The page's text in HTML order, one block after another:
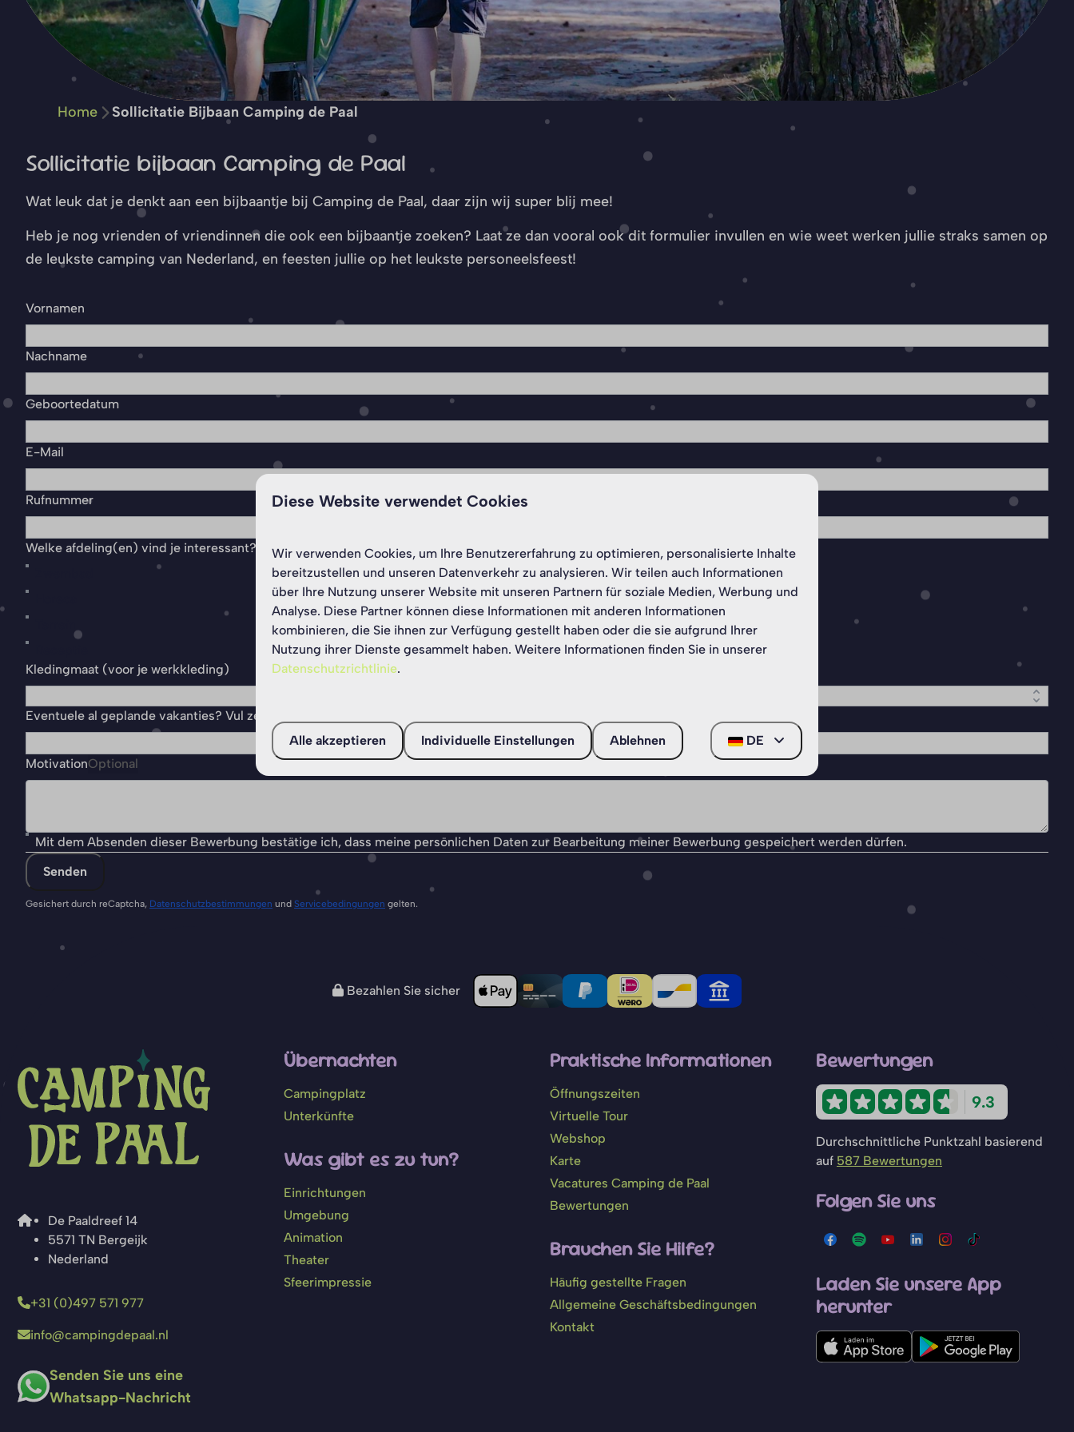
Home Sollicitatie Bijbaan Camping de Paal
Sollicitatie bijbaan Camping de Paal
Wat leuk dat je denkt aan een bijbaantje bij Camping de Paal, daar zijn wij super blij mee!
Heb je nog vrienden of vriendinnen die ook een bijbaantje zoeken? Laat ze dan vooral ook dit formulier invullen en wie weet werken jullie straks samen op
de leukste camping van Nederland, en feesten jullie op het leukste personeelsfeest!
Vornamen
Nachname
Geboortedatum
E-Mail
Rufnummer
Welke afdeling(en) vind je interessant?
Kledingmaat (voor je werkkleding)
Eventuele al geplande vakanties? Vul ze hieronder alvast in!
MotivationOptional
Mit dem Absenden dieser Bewerbung bestätige ich, dass meine persönlichen Daten zur Bearbeitung meiner Bewerbung gespeichert werden dürfen.
Senden
Gesichert durch reCaptcha, Datenschutzbestimmungen undServicebedingungen gelten.
Bezahlen Sie sicher
De Paaldreef 14
5571 TN Bergeijk
Nederland
+31 (0)497 571 977
info@campingdepaal.nl
Senden Sie uns eine
Whatsapp-Nachricht
Übernachten
Campingplatz
Unterkünfte
Was gibt es zu tun?
Einrichtungen
Umgebung
Animation
Theater
Sfeerimpressie
Praktische Informationen
Öffnungszeiten
Virtuelle Tour
Webshop
Karte
Vacatures Camping de Paal
Bewertungen
Brauchen Sie Hilfe?
Häufig gestellte Fragen
Allgemeine Geschäftsbedingungen
Kontakt
Bewertungen
9.3
Durchschnittliche Punktzahl basierend
auf 587 Bewertungen
Folgen Sie uns
Laden Sie unsere App
herunter
Diese Website verwendet Cookies
Wir verwenden Cookies, um Ihre Benutzererfahrung zu optimieren, personalisierte Inhalte
bereitzustellen und unseren Datenverkehr zu analysieren. Wir teilen auch Informationen
über Ihre Nutzung unserer Website mit unseren Partnern für soziale Medien, Werbung und
Analyse. Diese Partner können diese Informationen mit anderen Informationen
kombinieren, die Sie ihnen zur Verfügung gestellt haben oder die sie aufgrund Ihrer
Nutzung ihrer Dienste gesammelt haben. Weitere Informationen finden Sie in unserer
Datenschutzrichtlinie.
Alle akzeptieren Individuelle Einstellungen Ablehnen DE